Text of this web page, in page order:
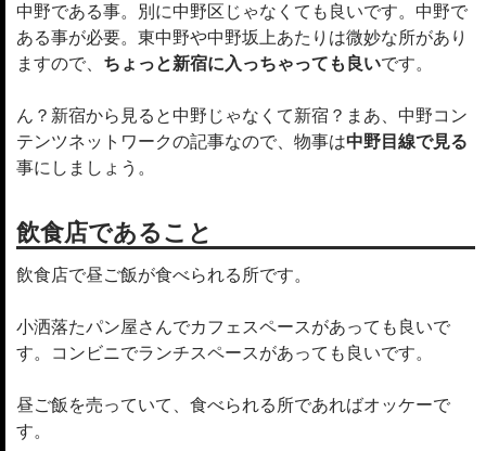
中野である事。別に中野区じゃなくても良いです。中野で
ある事が必要。東中野や中野坂上あたりは微妙な所があり
ますので、 ちょっと新宿に入っちゃっても良いです。
ん？新宿から見ると中野じゃなくて新宿？まあ、中野コン
テンツネットワークの記事なので、物事は中野目線で見る
事にしましょう。
飲食店であること
飲食店で昼ご飯が食べられる所です。
小洒落たパン屋さんでカフェスペースがあっても良いで
す。コンビニでランチスペースがあっても良いです。
昼ご飯を売っていて、食べられる所であればオッケーで
す。